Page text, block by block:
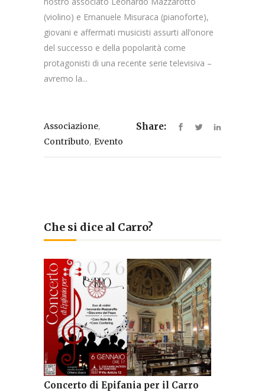
(violino) e Emanuele Misuraca (pianoforte),
giovani e affermati musicisti assurti all’onore
del successo e della popolarità come
protagonisti di una recente serie televisiva –
avremo la...
Associazione,
Contributo, Evento
Share:
Che si dice al Carro?
Concerto di Epifania per il Carro